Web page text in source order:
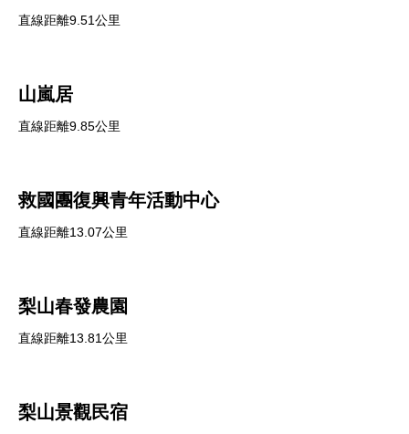
直線距離9.51公里
山嵐居
直線距離9.85公里
救國團復興青年活動中心
直線距離13.07公里
梨山春發農園
直線距離13.81公里
梨山景觀民宿